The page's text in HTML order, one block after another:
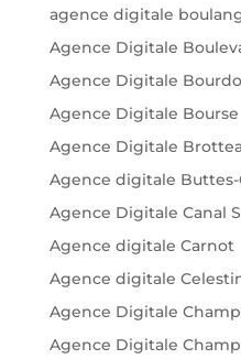
agence digitale
Agence Digitale
Agence Digitale
Agence Digitale Bourse
Agence Digitale
Agence digitale
Agence Digitale Canal
Agence digitale Carnot
Agence digitale
Agence Digitale
Agence Digitale